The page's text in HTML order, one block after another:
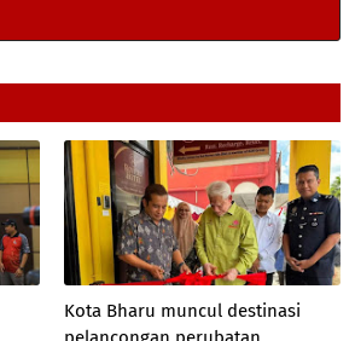
Kota Bharu muncul destinasi